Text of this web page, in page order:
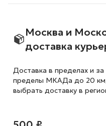
Москва и
доставка
Доставка в пределах и
пределы МКАДа до 20
выбрать доставку в